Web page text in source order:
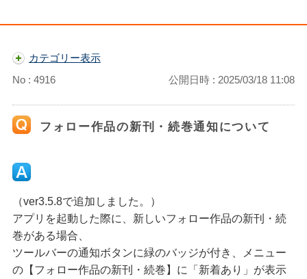
カテゴリー表示
No : 4916
公開日時 : 2025/03/18 11:08
フォロー作品の新刊・続巻通知について
（ver3.5.8で追加しました。）
アプリを起動した際に、新しいフォロー作品の新刊・続
巻がある場合、
ツールバーの通知ボタンに緑のバッジが付き、メニュー
の【フォロー作品の新刊・続巻】に「新着あり」が表示